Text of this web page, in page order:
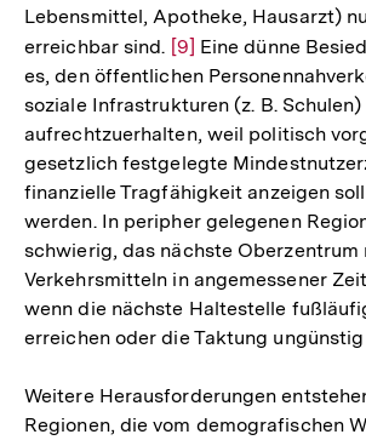
Lebensmittel, Apotheke, Hausarzt)
erreichbar sind. Zur
Auflösung
der
Fußnote
[9] Eine dünne
es, den öffentlichen
soziale Infrastrukturen (z. B. Schulen)
aufrechtzuerhalten, weil politisch
gesetzlich festgelegte
finanzielle Tragfähigkeit anzeigen
werden. In peripher gelegenen
schwierig, das nächste
Verkehrsmitteln in angemessener
wenn die nächste Haltestelle
erreichen oder die Taktung
Weitere Herausforderungen
Regionen, die vom demografischen